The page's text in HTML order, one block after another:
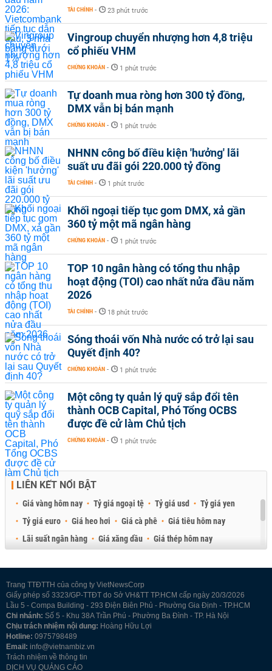
TÀI CHÍNH - 23 phút trước
Vingroup chuyển nhượng hơn 4,8 triệu
cổ phiếu VHM
CHỨNG KHOÁN - 1 phút trước
Tự doanh mua ròng hơn 300 tỷ đồng,
DMX vẫn bị bán mạnh
CHỨNG KHOÁN - 1 phút trước
NHNN công bố điều kiện 'hưởng' lãi
suất ưu đãi gói 220.000 tỷ đồng
TÀI CHÍNH - 1 phút trước
Khối ngoại tiếp tục gom DMX, xả gần
360 tỷ một mã ngân hàng
CHỨNG KHOÁN - 1 phút trước
TOP 10 ngân hàng có tổng thu nhập
hoạt động (TOI) cao nhất nửa đầu năm
2026
TÀI CHÍNH - 18 phút trước
Sóng thoái vốn Nhà nước có trở lại sau
Quyết định 40?
CHỨNG KHOÁN - 1 phút trước
Một công ty quản lý quỹ sắp đổi tên
thành OCB Capital, Phó Tổng OCBS
được đề cử làm Chủ tịch
CHỨNG KHOÁN - 1 phút trước
LIÊN KẾT NỔI BẬT
Giá vàng hôm nay Tỷ giá ngoại tệ Tỷ giá usd
Tỷ giá yen
Tỷ giá euro
Giá heo hơi Giá cà phê
Giá tiêu hôm nay
Lãi suất ngân hàng
Giá xăng dầu
Giá thép hôm nay
Trang TTĐTTH của công ty VietNewsCorp
Giấy phép số 3323/GP-TTĐT do Sở VH&TT TP.HCM cấp ngày 20/3/2026
Lầu 5 - Compa Building - 293 Điện Biên Phủ - Phường Gia Định - TP.HCM
Chi nhánh: Số 5 - Khu 38A Trần Phú - Phường Ba Đình - TP. Hà Nội
Chịu trách nhiệm nội dung: Hoàng Hữu Lợi
Hotline: 0975798489
Email: info@vietnambiz.vn
Trách nhiệm về thông tin
DỊCH VỤ QUẢNG CÁO